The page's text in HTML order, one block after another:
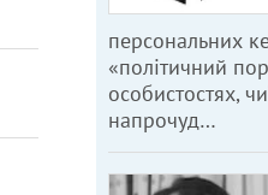
персональних
«політичний
особистостях,
напрочуд…